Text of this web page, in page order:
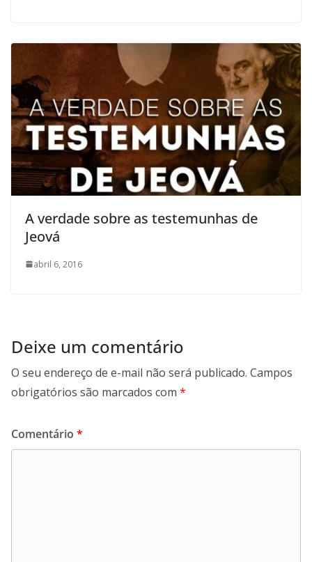
A verdade sobre as testemunhas de
Jeová
abril 6, 2016
Deixe um comentário
O seu endereço de e-mail não será publicado. Campos
obrigatórios são marcados com *
Comentário *